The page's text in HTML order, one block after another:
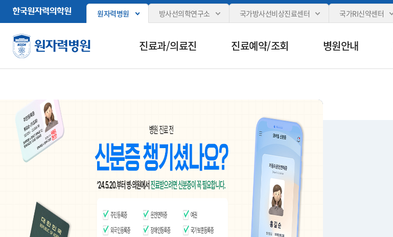
본문으로 가기
주메뉴로 가기
카피라이트로 가기
원자력병원 방사선의학연구소 국가방사선비상진료센터 국가RI신약센터
진료과/의료진 진료예약/조회 병원안내